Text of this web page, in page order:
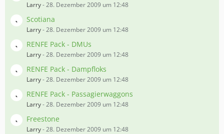
Larry-28. Dezember 2009 um 12:48
Scotiana
Larry-28. Dezember 2009 um 12:48
RENFE Pack - DMUs
Larry-28. Dezember 2009 um 12:48
RENFE Pack - Dampfloks
Larry-28. Dezember 2009 um 12:48
RENFE Pack - Passagierwaggons
Larry-28. Dezember 2009 um 12:48
Freestone
Larry-28. Dezember 2009 um 12:48